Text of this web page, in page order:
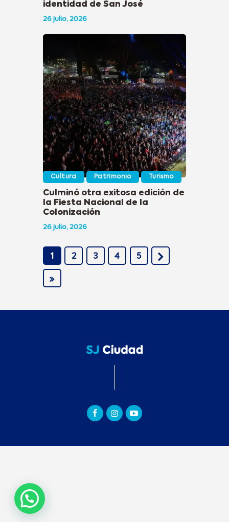
identidad de San José
26 julio, 2026
Cultura Patrimonio Turismo
Culminó otra exitosa edición de
la Fiesta Nacional de la
Colonización
26 julio, 2026
1 2 3 4 5
NEXT